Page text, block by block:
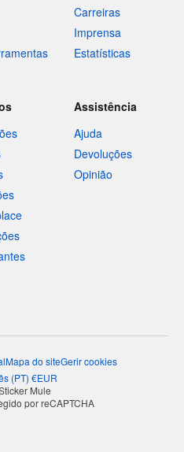
Carreiras
Imprensa
Estatísticas
Assistência
Ajuda
Devoluções
Opinião
Mapa do siteGerir cookies
(PT) €EUR
Mule
por reCAPTCHA